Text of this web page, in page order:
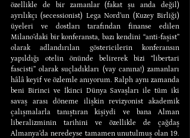
özellikle de bir zamanlar (fakat şu anda değil)
ayrılıkçı (secessionist) Lega Nord’un (Kuzey Birliği)
üyeleri ve dostları tarafından finanse edilen
Milano’daki bir konferansta, bazı kendini “anti-faşist”
olarak adlandırılan göstericilerin konferansın
yapıldığı otelin önünde belirerek bizi “libertari
fascisti” olarak suçladıkları (vay canına!) zamanları
hâlâ keyif ve özlemle anıyorum. Ralph aynı zamanda
beni Birinci ve İkinci Dünya Savaşları ile tüm iki
savaş arası döneme ilişkin revizyonist akademik
çalışmalarla tanıştıran kişiydi ve bana Alman
liberalizminin tarihini ve özellikle de çağdaş
Almanya’da neredeyse tamamen unutulmuş olan 19.